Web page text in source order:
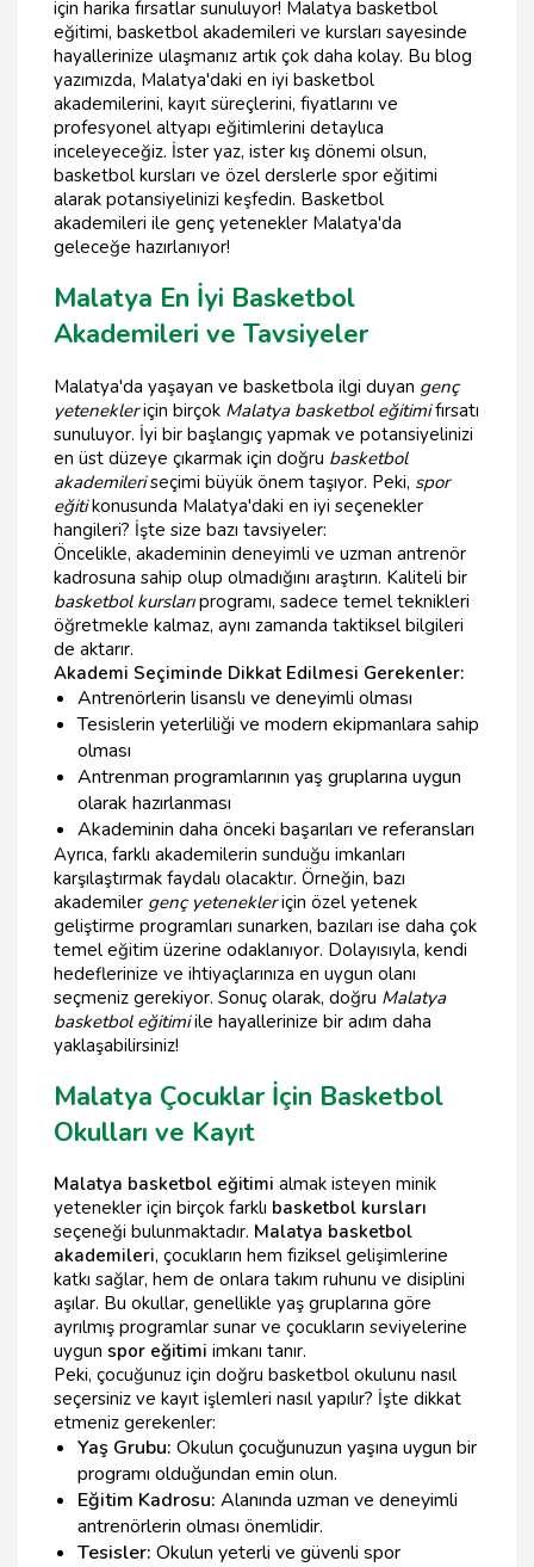
için harika fırsatlar sunuluyor! Malatya basketbol
eğitimi, basketbol akademileri ve kursları sayesinde
hayallerinize ulaşmanız artık çok daha kolay. Bu blog
yazımızda, Malatya'daki en iyi basketbol
akademilerini, kayıt süreçlerini, fiyatlarını ve
profesyonel altyapı eğitimlerini detaylıca
inceleyeceğiz. İster yaz, ister kış dönemi olsun,
basketbol kursları ve özel derslerle spor eğitimi
alarak potansiyelinizi keşfedin. Basketbol
akademileri ile genç yetenekler Malatya'da
geleceğe hazırlanıyor!
Malatya En İyi Basketbol
Akademileri ve Tavsiyeler
Malatya'da yaşayan ve basketbola ilgi duyan genç
yetenekleriçin birçok Malatya basketbol eğitimifırsatı
sunuluyor. İyi bir başlangıç yapmak ve potansiyelinizi
en üst düzeye çıkarmak için doğru basketbol
akademileriseçimi büyük önem taşıyor. Peki, spor
eğitikonusunda Malatya'daki en iyi seçenekler
hangileri? İşte size bazı tavsiyeler:
Öncelikle, akademinin deneyimli ve uzman antrenör
kadrosuna sahip olup olmadığını araştırın. Kaliteli bir
basketbol kurslarıprogramı, sadece temel teknikleri
öğretmekle kalmaz, aynı zamanda taktiksel bilgileri
de aktarır.
Akademi Seçiminde Dikkat Edilmesi Gerekenler:
Antrenörlerin lisanslı ve deneyimli olması
Tesislerin yeterliliği ve modern ekipmanlara sahip
olması
Antrenman programlarının yaş gruplarına uygun
olarak hazırlanması
Akademinin daha önceki başarıları ve referansları
Ayrıca, farklı akademilerin sunduğu imkanları
karşılaştırmak faydalı olacaktır. Örneğin, bazı
akademiler genç yetenekleriçin özel yetenek
geliştirme programları sunarken, bazıları ise daha çok
temel eğitim üzerine odaklanıyor. Dolayısıyla, kendi
hedeflerinize ve ihtiyaçlarınıza en uygun olanı
seçmeniz gerekiyor. Sonuç olarak, doğru Malatya
basketbol eğitimiile hayallerinize bir adım daha
yaklaşabilirsiniz!
Malatya Çocuklar İçin Basketbol
Okulları ve Kayıt
Malatya basketbol eğitimi almak isteyen minik
yetenekler için birçok farklı basketbol kursları
seçeneği bulunmaktadır. Malatya basketbol
akademileri, çocukların hem fiziksel gelişimlerine
katkı sağlar, hem de onlara takım ruhunu ve disiplini
aşılar. Bu okullar, genellikle yaş gruplarına göre
ayrılmış programlar sunar ve çocukların seviyelerine
uygun spor eğitimi imkanı tanır.
Peki, çocuğunuz için doğru basketbol okulunu nasıl
seçersiniz ve kayıt işlemleri nasıl yapılır? İşte dikkat
etmeniz gerekenler:
Yaş Grubu: Okulun çocuğunuzun yaşına uygun bir
programı olduğundan emin olun.
Eğitim Kadrosu: Alanında uzman ve deneyimli
antrenörlerin olması önemlidir.
Tesisler: Okulun yeterli ve güvenli spor